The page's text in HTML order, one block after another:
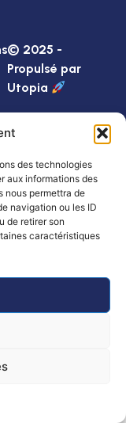
des technologies
aux informations des
nous permettra de
navigation ou les ID
de retirer son
caractéristiques
© 2025 -
Propulsé par
Utopia
vendredi
– 12h